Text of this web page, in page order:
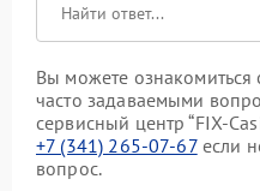
Вы можете
часто задаваемыми
сервисный центр “FIX-
+7 (341) 265-07-67если
вопрос.